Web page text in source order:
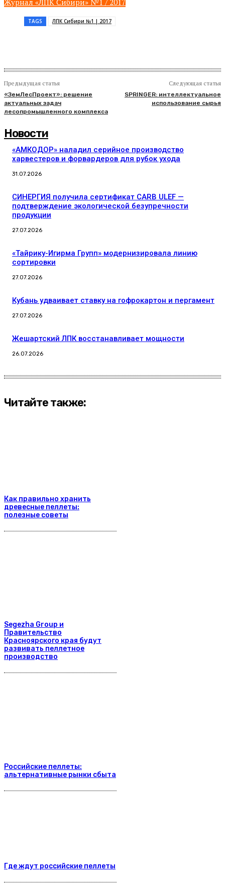
Журнал «ЛПК Сибири» №1 / 2017
TAGS ЛПК Сибири №1 | 2017
Предыдущая статья
«ЗемЛесПроект»: решение
актуальных задач
лесопромышленного комплекса
Следующая статья
SPRINGER: интеллектуальное
использование сырья
Новости
«АМКОДОР» наладил серийное производство
харвестеров и форвардеров для рубок ухода
31.07.2026
СИНЕРГИЯ получила сертификат CARB ULEF —
подтверждение экологической безупречности
продукции
27.07.2026
«Тайрику-Игирма Групп» модернизировала линию
сортировки
27.07.2026
Кубань удваивает ставку на гофрокартон и пергамент
27.07.2026
Жешартский ЛПК восстанавливает мощности
26.07.2026
Читайте также:
Как правильно хранить
древесные пеллеты:
полезные советы
Segezha Group и
Правительство
Красноярского края будут
развивать пеллетное
производство
Российские пеллеты:
альтернативные рынки сбыта
Где ждут российские пеллеты